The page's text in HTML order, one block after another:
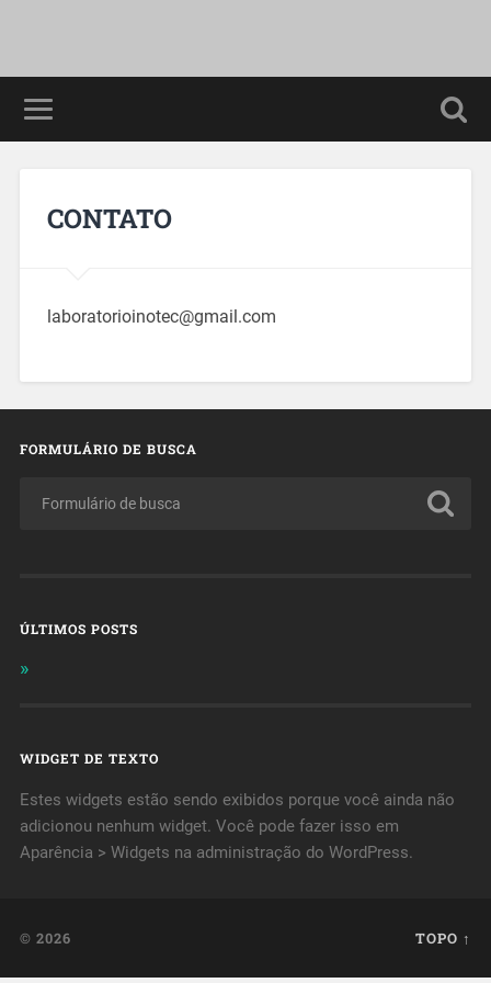
CONTATO
laboratorioinotec@gmail.com
FORMULÁRIO DE BUSCA
ÚLTIMOS POSTS
WIDGET DE TEXTO
Estes widgets estão sendo exibidos porque você ainda não
adicionou nenhum widget. Você pode fazer isso em
Aparência > Widgets na administração do WordPress.
© 2026 TOPO ↑